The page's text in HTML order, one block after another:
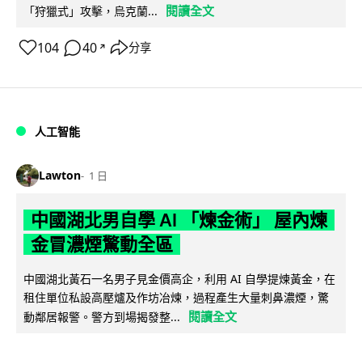
「狩獵式」攻擊，烏克蘭...
閱讀全文
104 40 ↗ 分享
人工智能
Lawton 1 日
中國湖北男自學 AI 「煉金術」 屋內煉
金冒濃煙驚動全區
中國湖北黃石一名男子見金價高企，利用 AI 自學提煉黃金，在
租住單位私設高壓爐及作坊冶煉，過程產生大量刺鼻濃煙，驚
動鄰居報警。警方到場揭發整...
閱讀全文